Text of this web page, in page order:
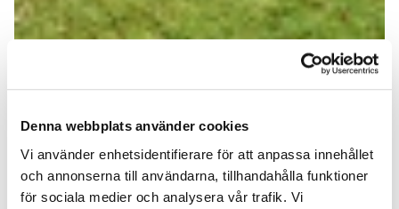
Denna webbplats använder cookies
Vi använder enhetsidentifierare för att anpassa innehållet
och annonserna till användarna, tillhandahålla funktioner
för sociala medier och analysera vår trafik. Vi